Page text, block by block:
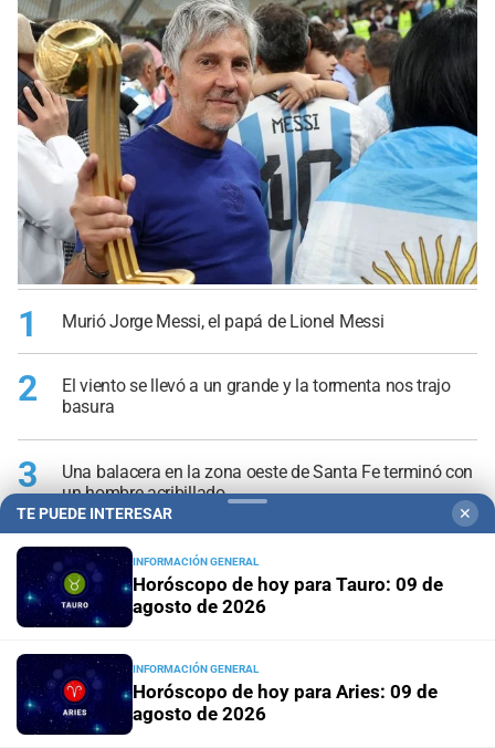
1 Murió Jorge Messi, el papá de Lionel Messi
2
El viento se llevó a un grande y la tormenta nos trajo
basura
3
Una balacera en la zona oeste de Santa Fe terminó con
un hombre acribillado
4
Hallaron sin vida al kitesurfista que era buscado desde
el jueves en la Laguna Setúbal
5
llevaba una pistola de grueso calibre
TE PUEDE INTERESAR ✕
INFORMACIÓN GENERAL
Horóscopo de hoy para Tauro: 09 de
agosto de 2026
INFORMACIÓN GENERAL
Horóscopo de hoy para Aries: 09 de
agosto de 2026